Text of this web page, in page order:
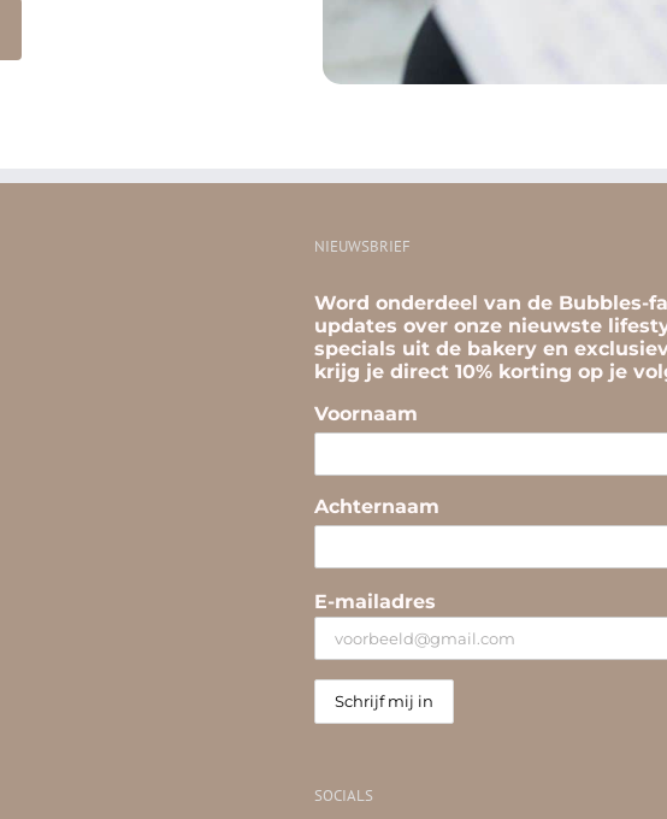
NIEUWSBRIEF
Word onderdeel van de Bubbles-
updates over onze nieuwste
specials uit de bakery en
krijg je direct 10% korting op je
Voornaam
Achternaam
E-mailadres
SOCIALS